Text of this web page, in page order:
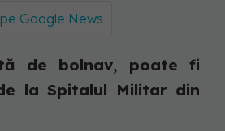
Google News
de bolnav, poate fi
la Spitalul Militar din